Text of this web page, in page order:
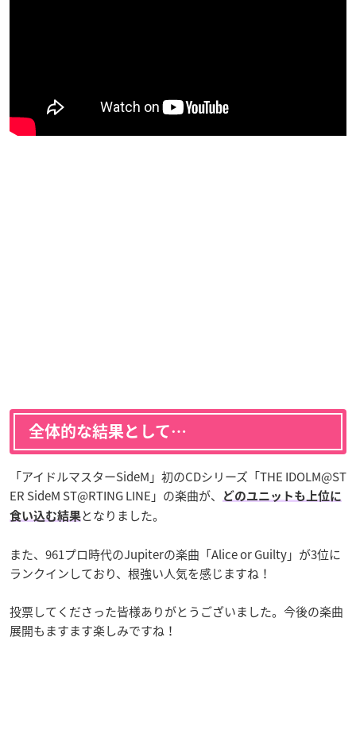
全体的な結果として…
「アイドルマスターSideM」初のCDシリーズ「THE IDOLM@ST
ER SideM ST@RTING LINE」の楽曲が、
どのユニットも上位に
食い込む結果となりました。
また、961プロ時代のJupiterの楽曲「Alice or Guilty」が3位に
ランクインしており、根強い人気を感じますね！
投票してくださった皆様ありがとうございました。今後の楽曲
展開もますます楽しみですね！